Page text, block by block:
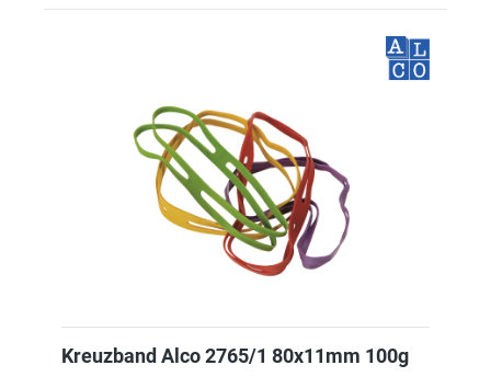
Kreuzband Alco 2765/1 80x11mm 100g